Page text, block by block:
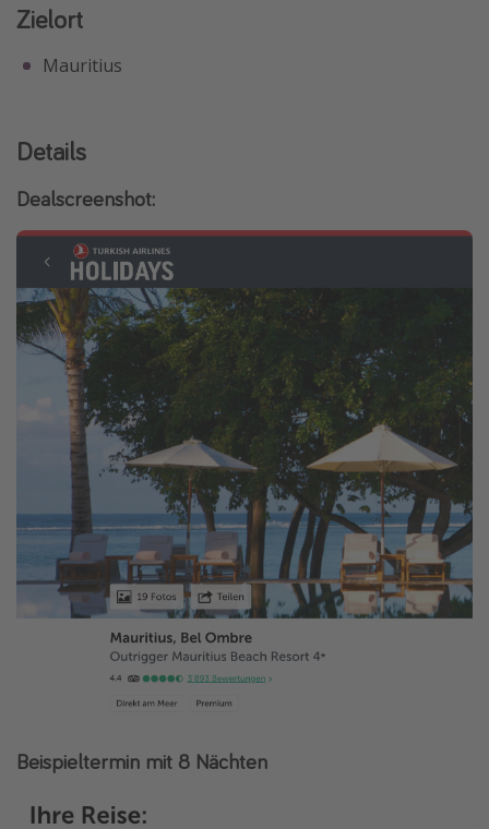
Zielort
Mauritius
Details
Dealscreenshot:
Beispieltermin mit 8 Nächten